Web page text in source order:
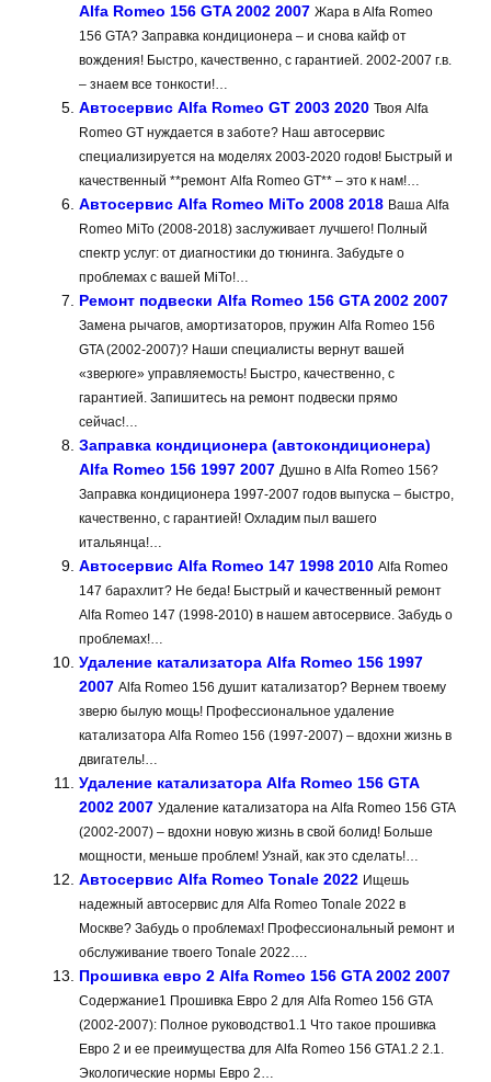
Alfa Romeo 156 GTA 2002 2007 Жара в Alfa Romeo
156 GTA? Заправка кондиционера – и снова кайф от
вождения! Быстро, качественно, с гарантией. 2002-2007 г.в.
– знаем все тонкости!…
Автосервис Alfa Romeo GT 2003 2020 Твоя Alfa
Romeo GT нуждается в заботе? Наш автосервис
специализируется на моделях 2003-2020 годов! Быстрый и
качественный **ремонт Alfa Romeo GT** – это к нам!…
Автосервис Alfa Romeo MiTo 2008 2018 Ваша Alfa
Romeo MiTo (2008-2018) заслуживает лучшего! Полный
спектр услуг: от диагностики до тюнинга. Забудьте о
проблемах с вашей MiTo!…
Ремонт подвески Alfa Romeo 156 GTA 2002 2007
Замена рычагов, амортизаторов, пружин Alfa Romeo 156
GTA (2002-2007)? Наши специалисты вернут вашей
«зверюге» управляемость! Быстро, качественно, с
гарантией. Запишитесь на ремонт подвески прямо
сейчас!…
Заправка кондиционера (автокондиционера)
Alfa Romeo 156 1997 2007 Душно в Alfa Romeo 156?
Заправка кондиционера 1997-2007 годов выпуска – быстро,
качественно, с гарантией! Охладим пыл вашего
итальянца!…
Автосервис Alfa Romeo 147 1998 2010 Alfa Romeo
147 барахлит? Не беда! Быстрый и качественный ремонт
Alfa Romeo 147 (1998-2010) в нашем автосервисе. Забудь о
проблемах!…
Удаление катализатора Alfa Romeo 156 1997
2007 Alfa Romeo 156 душит катализатор? Вернем твоему
зверю былую мощь! Профессиональное удаление
катализатора Alfa Romeo 156 (1997-2007) – вдохни жизнь в
двигатель!…
Удаление катализатора Alfa Romeo 156 GTA
2002 2007 Удаление катализатора на Alfa Romeo 156 GTA
(2002-2007) – вдохни новую жизнь в свой болид! Больше
мощности, меньше проблем! Узнай, как это сделать!…
Автосервис Alfa Romeo Tonale 2022 Ищешь
надежный автосервис для Alfa Romeo Tonale 2022 в
Москве? Забудь о проблемах! Профессиональный ремонт и
обслуживание твоего Tonale 2022….
Прошивка евро 2 Alfa Romeo 156 GTA 2002 2007
Содержание1 Прошивка Евро 2 для Alfa Romeo 156 GTA
(2002-2007): Полное руководство1.1 Что такое прошивка
Евро 2 и ее преимущества для Alfa Romeo 156 GTA1.2 2.1.
Экологические нормы Евро 2…